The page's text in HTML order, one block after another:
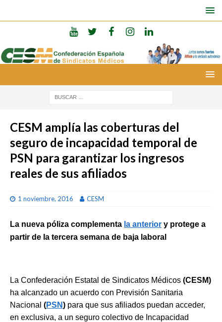
CESM amplía las coberturas del
seguro de incapacidad temporal de
PSN para garantizar los ingresos
reales de sus afiliados
1 noviembre, 2016 CESM
La nueva póliza complementa la anterior y protege a
partir de la tercera semana de baja laboral
La Confederación Estatal de Sindicatos Médicos (CESM)
ha alcanzado un acuerdo con Previsión Sanitaria
Nacional (PSN) para que sus afiliados puedan acceder,
en exclusiva, a un seguro colectivo de Incapacidad